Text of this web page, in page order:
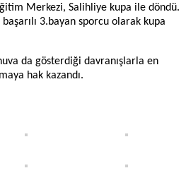
Merkezi, Salihliye kupa ile döndü.
3.bayan sporcu olarak kupa
da gösterdiği davranışlarla en
hak kazandı.